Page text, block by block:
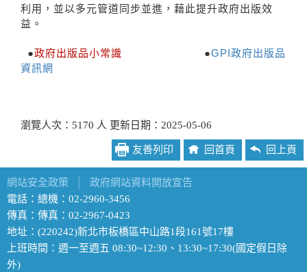
利用，並以多元管道同步並進，藉此提升政府出版效
益。
●政府出版品小常識 ●GPI政府出版品
資訊網
瀏覽人次：5170 人 更新日期：2025-05-06
友善列印 回首頁 回上頁
網站安全政策
政府網站資料開放宣告
電話：總機：02-2960-3456
傳真：傳真：02-2967-0423
地址：(220242)新北市板橋區中山路1段161號17樓
上班時間：週一至週五 08:30~12:30、13:30~17:30(國定假日除
外)